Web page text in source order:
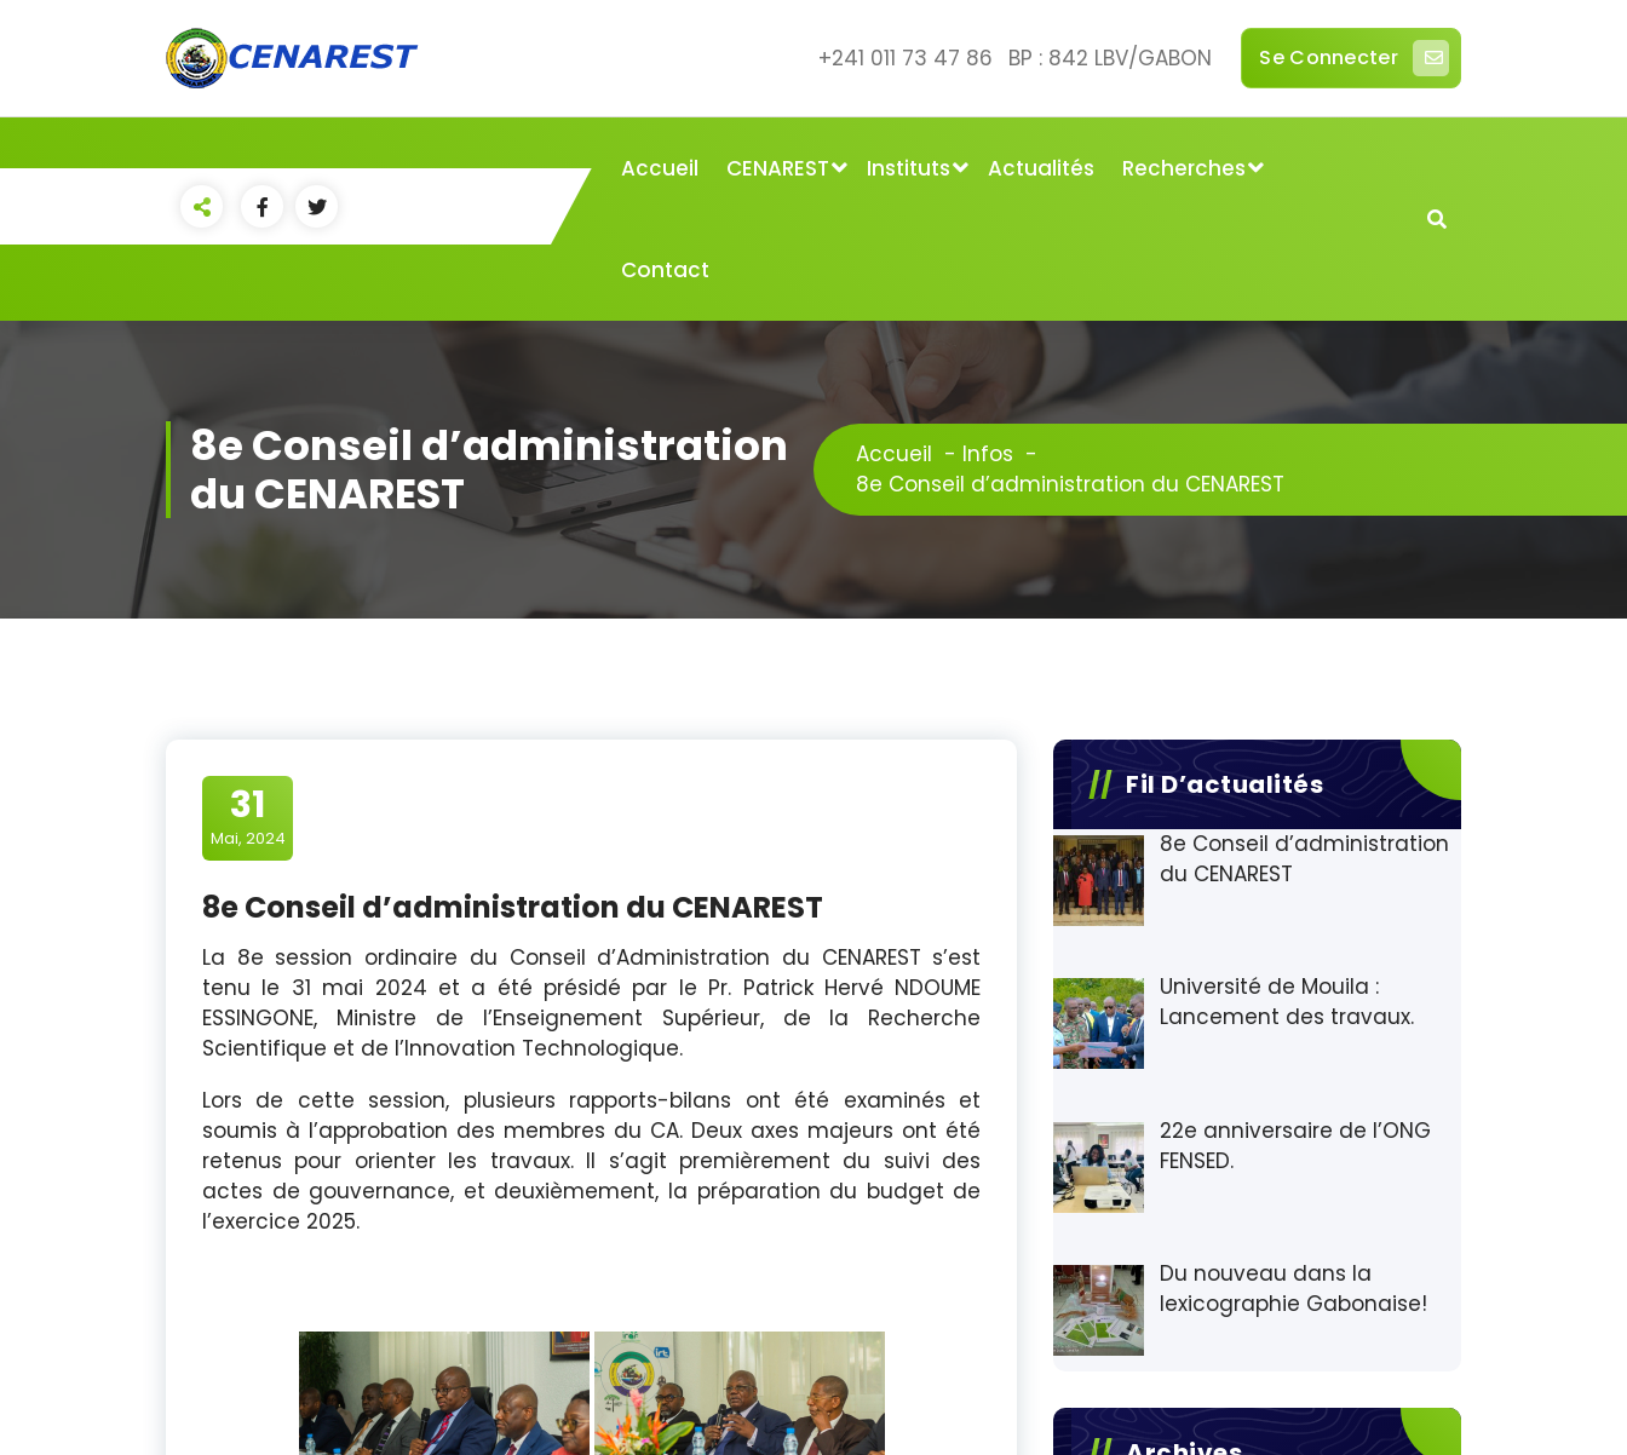
+241 011 73 47 86 BP : 842 LBV/GABON Se Connecter
Accueil CENAREST Instituts Actualités Recherches
Contact
8e Conseil d’administration
du CENAREST
Accueil - Infos -
8e Conseil d’administration du CENAREST
31
Mai, 2024
8e Conseil d’administration du CENAREST
La 8e session ordinaire du Conseil d’Administration du CENAREST s’est
tenu le 31 mai 2024 et a été présidé par le Pr. Patrick Hervé NDOUME
ESSINGONE, Ministre de l’Enseignement Supérieur, de la Recherche
Scientifique et de l’Innovation Technologique.
Lors de cette session, plusieurs rapports-bilans ont été examinés et
soumis à l’approbation des membres du CA. Deux axes majeurs ont été
retenus pour orienter les travaux. Il s’agit premièrement du suivi des
actes de gouvernance, et deuxièmement, la préparation du budget de
l’exercice 2025.
Fil D’actualités
8e Conseil d’administration
du CENAREST
Université de Mouila :
Lancement des travaux.
22e anniversaire de l’ONG
FENSED.
Du nouveau dans la
lexicographie Gabonaise!